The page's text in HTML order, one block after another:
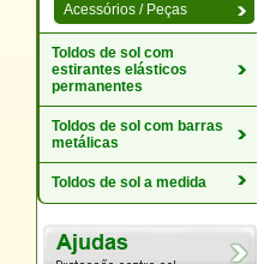
Acessórios / Peças
Toldos de sol com
estirantes elásticos
permanentes
Toldos de sol com barras
metálicas
Toldos de sol a medida